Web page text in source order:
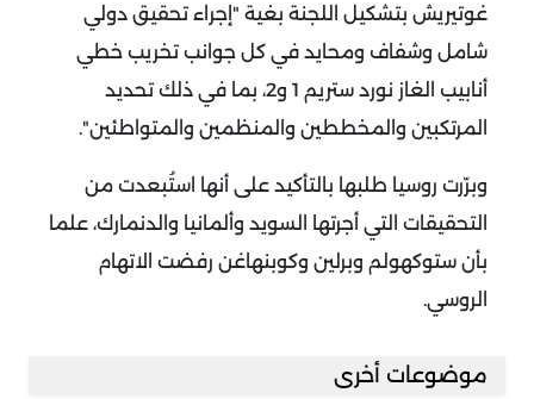
غوتيريش بتشكيل اللجنة بغية "إجراء تحقيق دولي
شامل وشفاف ومحايد في كل جوانب تخريب خطي
أنابيب الغاز نورد ستريم 1 و2، بما في ذلك تحديد
المرتكبين والمخططين والمنظمين والمتواطئين".
وبرّرت روسيا طلبها بالتأكيد على أنها استُبعدت من
التحقيقات التي أجرتها السويد وألمانيا والدنمارك، علما
بأن ستوكهولم وبرلين وكوبنهاغن رفضت الاتهام
الروسي.
موضوعات أخرى